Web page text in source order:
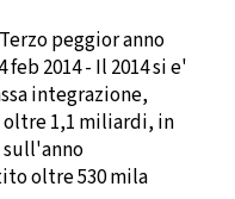
peggior anno
feb 2014 - Il 2014 si e'
integrazione,
1,1 miliardi, in
sull'anno
oltre 530 mila